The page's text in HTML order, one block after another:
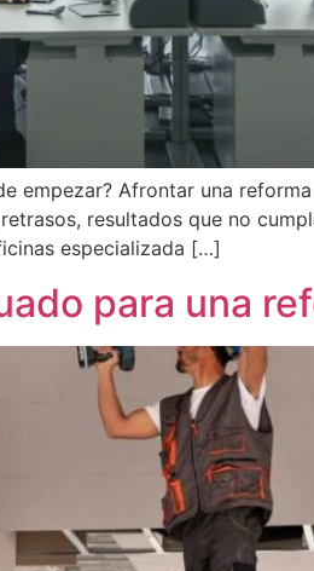
empezar? Afrontar una
resultados que no
especializada […]
para una